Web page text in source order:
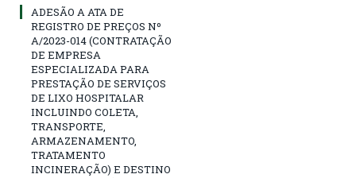
ADESÃO A ATA DE
REGISTRO DE PREÇOS Nº
A/2023-014 (CONTRATAÇÃO
DE EMPRESA
ESPECIALIZADA PARA
PRESTAÇÃO DE SERVIÇOS
DE LIXO HOSPITALAR
INCLUINDO COLETA,
TRANSPORTE,
ARMAZENAMENTO,
TRATAMENTO
INCINERAÇÃO) E DESTINO